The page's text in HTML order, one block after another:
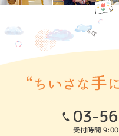
03-
受付時間